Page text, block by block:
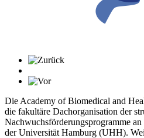
Die Academy of Biomedical and
die fakultäre Dachorganisation der
Nachwuchsförderungsprogramme
der Universität Hamburg (UHH).